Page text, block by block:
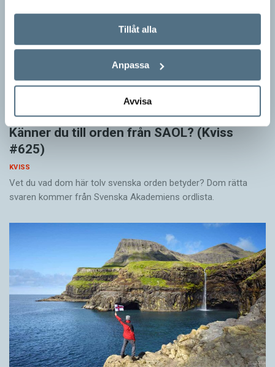
Tillåt alla
Anpassa
Avvisa
Känner du till orden från SAOL? (Kviss
#625)
KVISS
Vet du vad dom här tolv svenska orden betyder? Dom rätta
svaren kommer från Svenska Akademiens ordlista.